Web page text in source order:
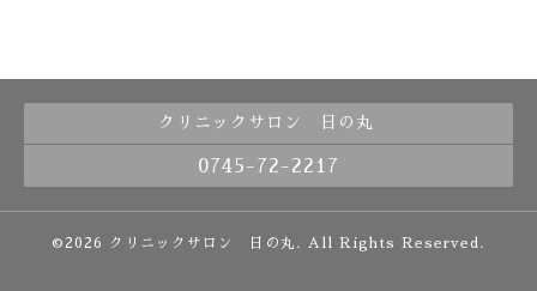
クリニックサロン 日の丸
0745-72-2217
©2026 クリニックサロン 日の丸 . All Rights Reserved.